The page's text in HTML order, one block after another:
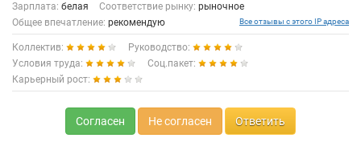
Зарплата: белая Соответствие рынку: рыночное
Общее впечатление: рекомендую Все отзывы с этого IP адреса
Коллектив:
Руководство:
Условия труда:
Соц.пакет:
Карьерный рост:
Согласен Не согласен Ответить